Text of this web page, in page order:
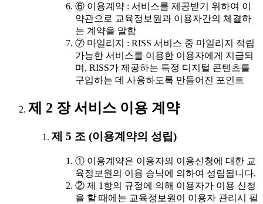
⑥ 이용계약 : 서비스를 제공받기 위하여 이
약관으로 교육정보원과 이용자간의 체결하
는 계약을 말함
⑦ 마일리지 : RISS 서비스 중 마일리지 적립
가능한 서비스를 이용한 이용자에게 지급되
며, RISS가 제공하는 특정 디지털 콘텐츠를
구입하는 데 사용하도록 만들어진 포인트
제 2 장 서비스 이용 계약
제 5 조 (이용계약의 성립)
① 이용계약은 이용자의 이용신청에 대한 교
육정보원의 이용 승낙에 의하여 성립됩니다.
② 제 1항의 규정에 의해 이용자가 이용 신청
을 할 때에는 교육정보원이 이용자 관리시 필